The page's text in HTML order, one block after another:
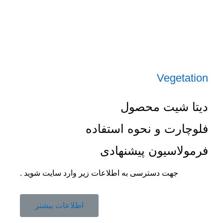
Vegetation
دیتا شیت محصول
فلوچارت و نحوه استفاده
فرمولاسیون پیشنهادی
جهت دسترسی به اطلاعات زیر وارد سایت شوید .
اطلاعات بیشتر